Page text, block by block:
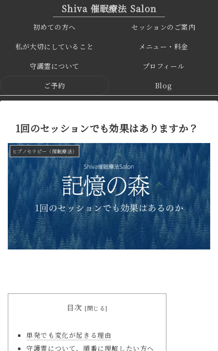
Shiva 催眠療法 Salon
初めての方へ
セッションのご案内
私が大切にしていること
メニュー・料金
守護霊について
プロフィール
ご予約
Blog
1回のセッションでも効果はありますか？
ヒプノセラピー（催眠療法）
目次
単発でも変化が起きる理由
守護霊について、順番に理解したい方へ